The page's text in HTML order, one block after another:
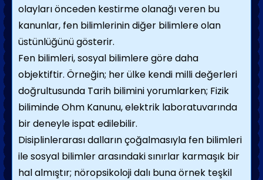
olayları önceden kestirme olanağı veren bu
kanunlar, fen bilimlerinin diğer bilimlere olan
üstünlüğünü gösterir.
Fen bilimleri, sosyal bilimlere göre daha
objektiftir. Örneğin; her ülke kendi milli değerleri
doğrultusunda Tarih bilimini yorumlarken; Fizik
biliminde Ohm Kanunu, elektrik laboratuvarında
bir deneyle ispat edilebilir.
Disiplinlerarası dalların çoğalmasıyla fen bilimleri
ile sosyal bilimler arasındaki sınırlar karmaşık bir
hal almıştır; nöropsikoloji dalı buna örnek teşkil